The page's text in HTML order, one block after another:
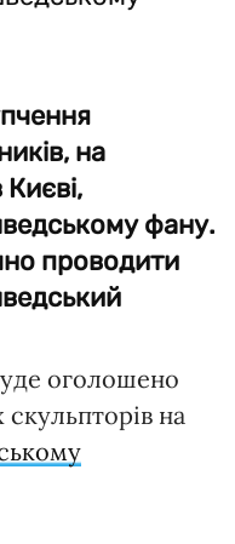
на
фану.
проводити
оголошено
на